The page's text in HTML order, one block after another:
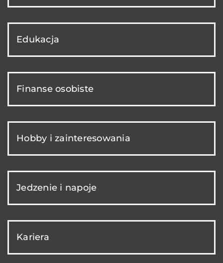
Edukacja
Finanse osobiste
Hobby i zainteresowania
Jedzenie i napoje
Kariera